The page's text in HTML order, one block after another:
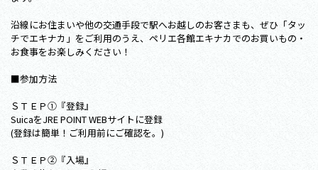
沿線にお住まいや他の交通手段で駅へお越しのお客さまも、ぜひ「タッ
チでエキナカ」をご利用のうえ、ペリエ各館エキナカでのお買いもの・
お食事をお楽しみください！
■参加方法
ＳＴＥＰ①『登録』
SuicaをJRE POINT WEBサイトに登録
(登録は簡単！ご利用前にご確認を。)
ＳＴＥＰ②『入場』